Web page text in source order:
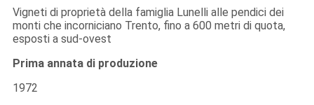
Vigneti di proprietà della famiglia Lunelli alle pendici dei
monti che incorniciano Trento, fino a 600 metri di quota,
esposti a sud-ovest
Prima annata di produzione
1972